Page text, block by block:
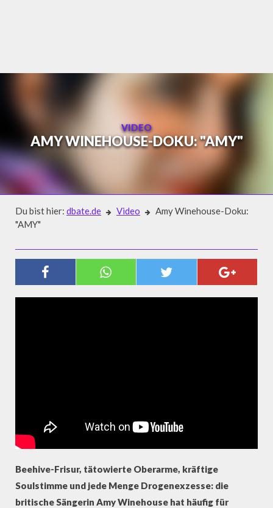
VIDEO
AMY WINEHOUSE-DOKU: "AMY"
Du bist hier: dbate.de Video
Amy Winehouse-Doku:
"AMY"
AMY WINEHOUSE-DOKU: "AMY"
Beehive-Frisur, tätowierte Oberarme, kräftige
Soulstimme und jede Menge Drogenexzesse: die
britische Sängerin Amy Winehouse hat häufig für